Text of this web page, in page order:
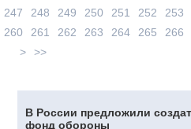
247
248 249 250 251 252 253
260
261 262 263 264 265 266
>
>>
В России предложили
фонд обороны